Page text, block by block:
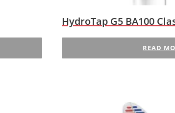
HydroTap G5 BA100
READ